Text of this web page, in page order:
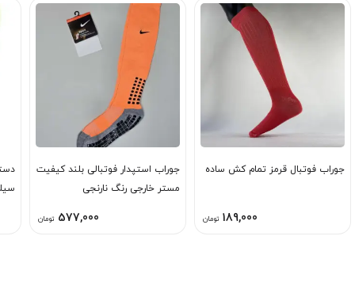
جوراب فوتبال قرمز تمام کش ساده
189,000 تومان
جوراب استپدار فوتبالی بلند کیفیت
مستر خارجی رنگ نارنجی
577,000 تومان